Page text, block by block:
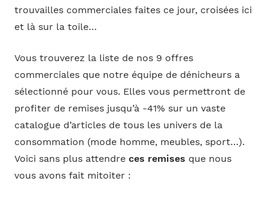
trouvailles commerciales faites ce jour, croisées ici
et là sur la toile…
Vous trouverez la liste de nos 9 offres
commerciales que notre équipe de dénicheurs a
sélectionné pour vous. Elles vous permettront de
profiter de remises jusqu’à -41% sur un vaste
catalogue d’articles de tous les univers de la
consommation (mode homme, meubles, sport…).
Voici sans plus attendre ces remises que nous
vous avons fait mitoiter :